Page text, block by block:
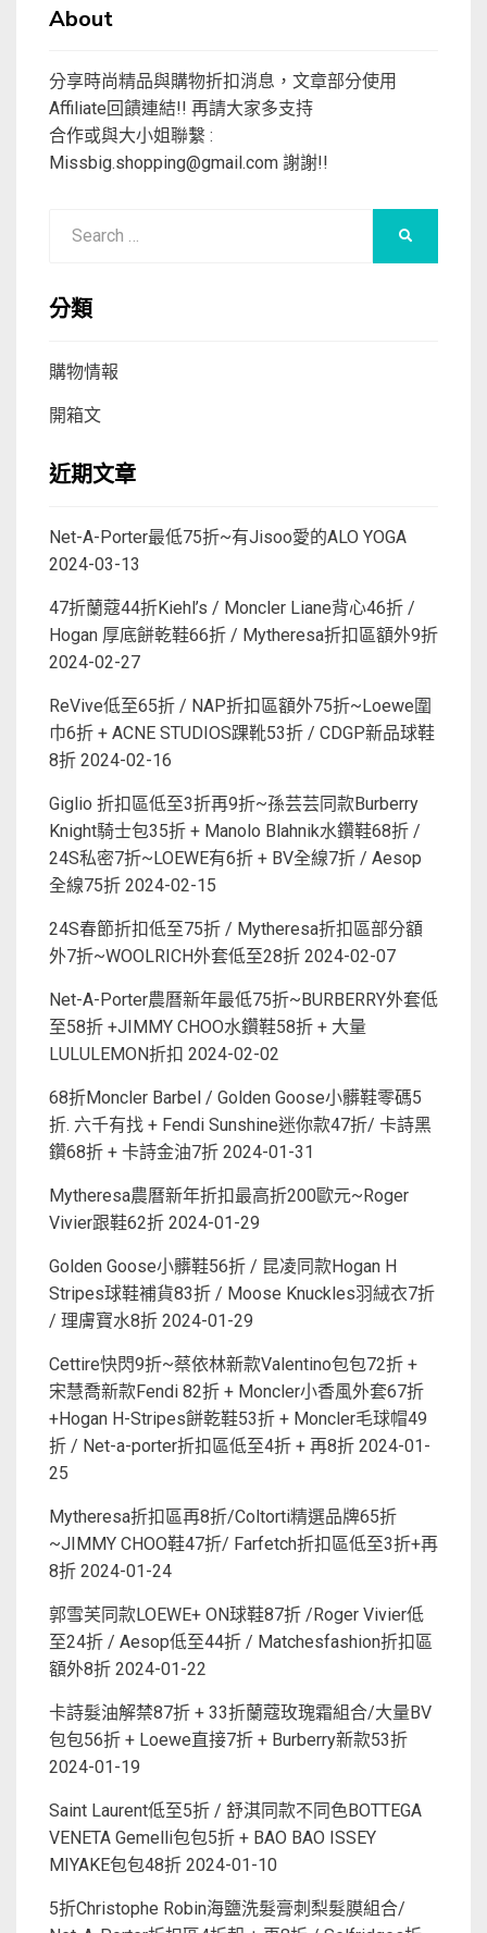
About
分享時尚精品與購物折扣消息，文章部分使用
Affiliate回饋連結!! 再請大家多支持
合作或與大小姐聯繫 :
Missbig.shopping@gmail.com 謝謝!!
分類
購物情報
開箱文
近期文章
Net-A-Porter最低75折~有Jisoo愛的ALO YOGA
2024-03-13
47折蘭蔻44折Kiehl’s / Moncler Liane背心46折 /
Hogan 厚底餅乾鞋66折 / Mytheresa折扣區額外9折
2024-02-27
ReVive低至65折 / NAP折扣區額外75折~Loewe圍
巾6折 + ACNE STUDIOS踝靴53折 / CDGP新品球鞋
8折 2024-02-16
Giglio 折扣區低至3折再9折~孫芸芸同款Burberry
Knight騎士包35折 + Manolo Blahnik水鑽鞋68折 /
24S私密7折~LOEWE有6折 + BV全線7折 / Aesop
全線75折 2024-02-15
24S春節折扣低至75折 / Mytheresa折扣區部分額
外7折~WOOLRICH外套低至28折 2024-02-07
Net-A-Porter農曆新年最低75折~BURBERRY外套低
至58折 +JIMMY CHOO水鑽鞋58折 + 大量
LULULEMON折扣 2024-02-02
68折Moncler Barbel / Golden Goose小髒鞋零碼5
折. 六千有找 + Fendi Sunshine迷你款47折/ 卡詩黑
鑽68折 + 卡詩金油7折 2024-01-31
Mytheresa農曆新年折扣最高折200歐元~Roger
Vivier跟鞋62折 2024-01-29
Golden Goose小髒鞋56折 / 昆凌同款Hogan H
Stripes球鞋補貨83折 / Moose Knuckles羽絨衣7折
/ 理膚寶水8折 2024-01-29
Cettire快閃9折~蔡依林新款Valentino包包72折 +
宋慧喬新款Fendi 82折 + Moncler小香風外套67折
+Hogan H-Stripes餅乾鞋53折 + Moncler毛球帽49
折 / Net-a-porter折扣區低至4折 + 再8折 2024-01-
25
Mytheresa折扣區再8折/Coltorti精選品牌65折
~JIMMY CHOO鞋47折/ Farfetch折扣區低至3折+再
8折 2024-01-24
郭雪芙同款LOEWE+ ON球鞋87折 /Roger Vivier低
至24折 / Aesop低至44折 / Matchesfashion折扣區
額外8折 2024-01-22
卡詩髮油解禁87折 + 33折蘭蔻玫瑰霜組合/大量BV
包包56折 + Loewe直接7折 + Burberry新款53折
2024-01-19
Saint Laurent低至5折 / 舒淇同款不同色BOTTEGA
VENETA Gemelli包包5折 + BAO BAO ISSEY
MIYAKE包包48折 2024-01-10
5折Christophe Robin海鹽洗髮膏刺梨髮膜組合/